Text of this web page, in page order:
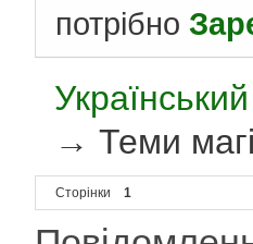
потрібно
→Теми
Сторінки 1